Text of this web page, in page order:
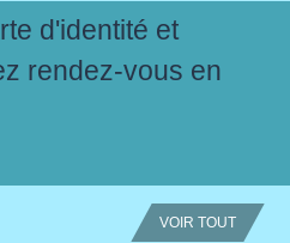
d'identité et
rendez-vous en
VOIR TOUT